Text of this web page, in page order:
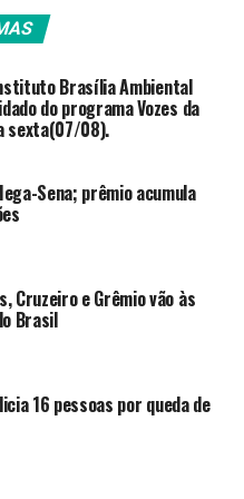
que vai ser
das maternidades”,
pela reportagem
ao texto
era deputado federal,
do PL como uma
exigirá a
Fato que, segundo ele,
pública à saúde.
reorganizações [do
são sempre muito
Lembro de quando
tivesse um
que isso era
que ser todos
Brasília Ambiental
do programa Vozes da
sexta(07/08).
Sena; prêmio acumula
Cruzeiro e Grêmio vão às
Brasil
16 pessoas por queda de